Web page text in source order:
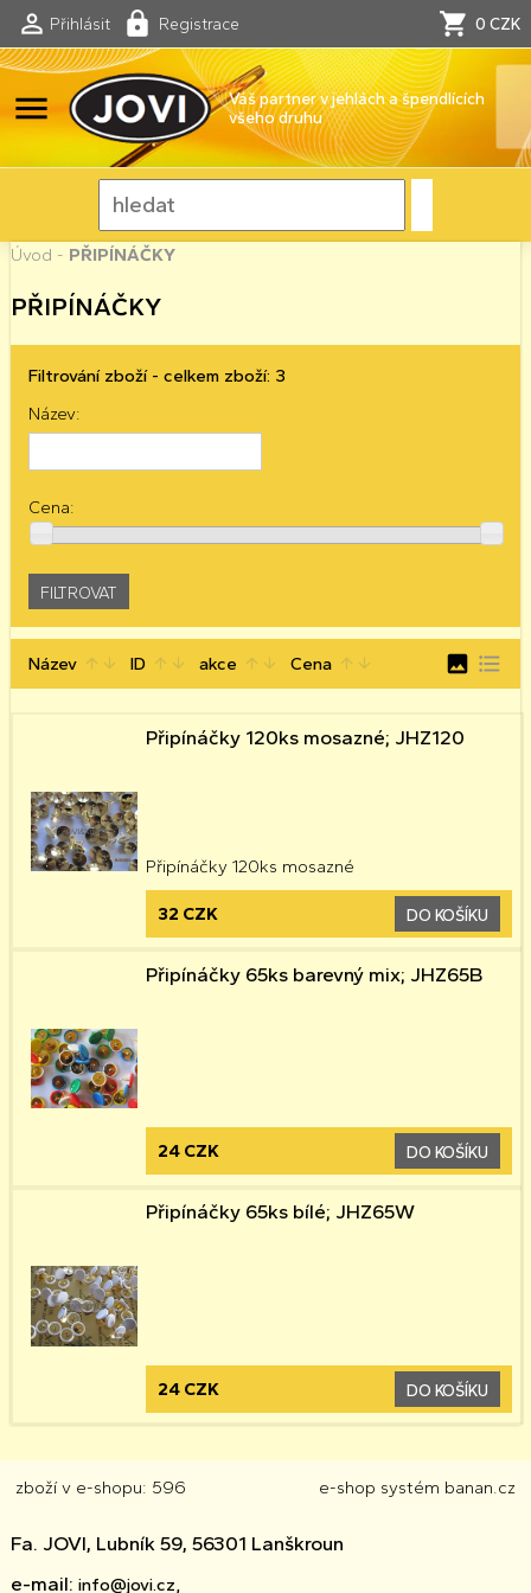
Přihlásit Registrace 0 CZK
menu
Váš partner v jehlách a špendlících
všeho druhu
Úvod - PŘIPÍNÁČKY
PŘIPÍNÁČKY
Filtrování zboží - celkem zboží: 3
Název:
Cena:
Název arrow_upward arrow_downward ID arrow_upward arrow_downward akce arrow_upward arrow_downward Cena arrow_upward arrow_downward image format_list_bulleted
Připínáčky 120ks mosazné; JHZ120
Připínáčky 120ks mosazné
32 CZK DO KOŠÍKU
Připínáčky 65ks barevný mix; JHZ65B
24 CZK DO KOŠÍKU
Připínáčky 65ks bílé; JHZ65W
24 CZK DO KOŠÍKU
zboží v e-shopu: 596 e-shop systém banan.cz
Fa. JOVI, Lubník 59, 56301 Lanškroun
e-mail: info@jovi.cz,